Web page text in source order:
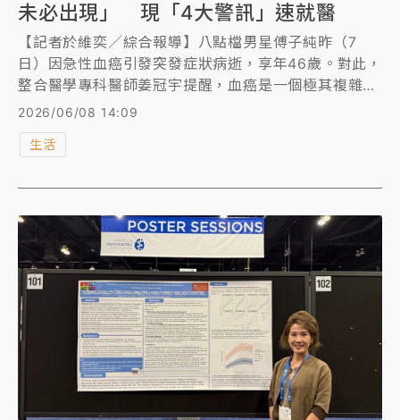
未必出現」 現「4大警訊」速就醫
【記者於維奕／綜合報導】八點檔男星傅子純昨（7
日）因急性血癌引發突發症狀病逝，享年46歲。對此，
整合醫學專科醫師姜冠宇提醒，血癌是一個極其複雜的
疾病家族，最讓人頭痛的是「幾乎沒有經典症狀可以被
早期察覺」，往往高度依賴第一線醫師的警覺與臨床經
驗才能意外發現。
2026/06/08 14:09
生活